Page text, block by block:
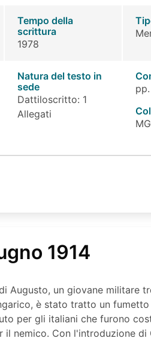
Tempo della
scrittura
1978
Natura del testo in
sede
Dattiloscritto: 1
Allegati
1914
Augusto, un giovane militare
è stato tratto un
per gli italiani che furono
nemico. Con l'introduzione di